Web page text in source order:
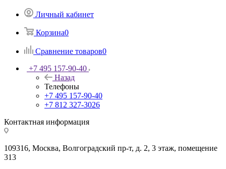
Личный кабинет
Корзина0
Сравнение товаров0
+7 495 157-90-40
Назад
Телефоны
+7 495 157-90-40
+7 812 327-3026
Контактная информация
109316, Москва, Волгоградский пр-т, д. 2, 3 этаж, помещение
313